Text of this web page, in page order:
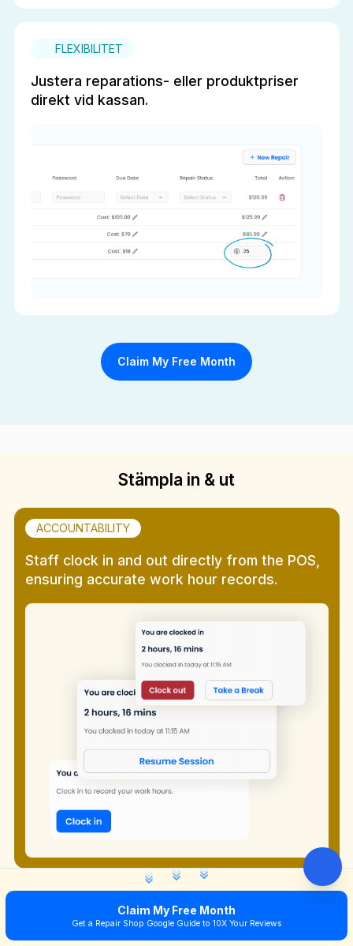
FLEXIBILITET
Justera reparations- eller produktpriser
direkt vid kassan.
Claim My Free Month
Stämpla in & ut
ACCOUNTABILITY
Staff clock in and out directly from the POS,
ensuring accurate work hour records.
ACCURACY
Claim My Free Month
Get a Repair Shop Google Guide to 10X Your Reviews